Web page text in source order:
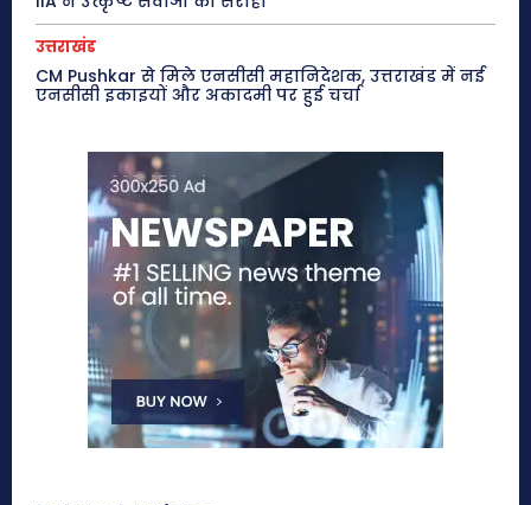
उत्तराखंड
CM Pushkar से मिले एनसीसी महानिदेशक, उत्तराखंड में नई
एनसीसी इकाइयों और अकादमी पर हुई चर्चा